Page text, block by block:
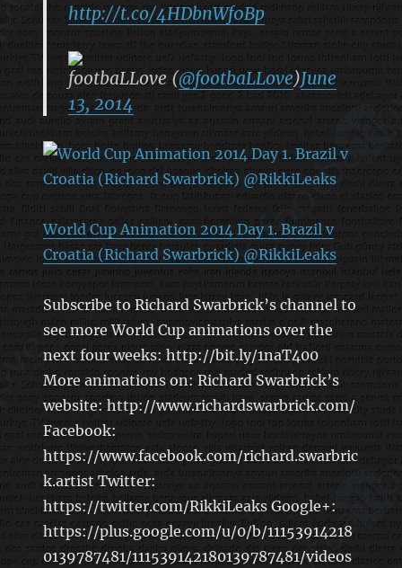
http://t.co/4HDbnWf0Bp
footbaLLove (@footbaLLove)June
13, 2014
World Cup Animation 2014 Day 1. Brazil v
Croatia (Richard Swarbrick) @RikkiLeaks
Subscribe to Richard Swarbrick’s channel to
see more World Cup animations over the
next four weeks: http://bit.ly/1naT400
More animations on: Richard Swarbrick’s
website: http://www.richardswarbrick.com/
Facebook:
https://www.facebook.com/richard.swarbric
k.artist Twitter:
https://twitter.com/RikkiLeaks Google+:
https://plus.google.com/u/0/b/11153914218
0139787481/111539142180139787481/videos